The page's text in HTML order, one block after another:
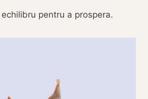
pentru a prospera.